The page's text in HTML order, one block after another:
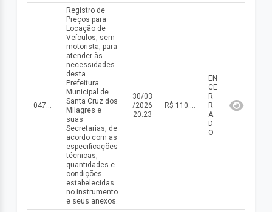
047/2024
Registro de
Preços para
Locação de
Veículos, sem
motorista, para
atender às
necessidades
desta
Prefeitura
Municipal de
Santa Cruz dos
Milagres e
suas
Secretarias, de
acordo com as
especificações
técnicas,
quantidades e
condições
estabelecidas
no instrumento
e seus anexos.
30/03
/2026
20:23
R$ 110.220,00(valor inicial) R$ 110.220,00(valor atualizado)
EN
CE
R
R
A
D
O